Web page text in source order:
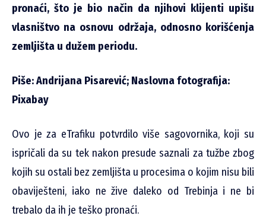
pronaći, što je bio način da njihovi klijenti upišu
vlasništvo na osnovu održaja, odnosno korišćenja
zemljišta u dužem periodu.
Piše: Andrijana Pisarević; Naslovna fotografija:
Pixabay
Ovo je za eTrafiku potvrdilo više sagovornika, koji su
ispričali da su tek nakon presude saznali za tužbe zbog
kojih su ostali bez zemljišta u procesima o kojim nisu bili
obaviješteni, iako ne žive daleko od Trebinja i ne bi
trebalo da ih je teško pronaći.